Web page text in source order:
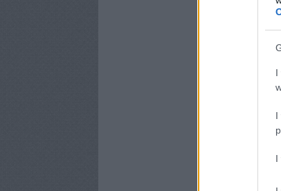
I
I
I